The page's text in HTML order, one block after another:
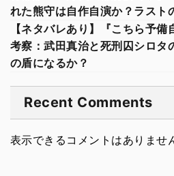
れた熊守は自作自演か？ラスト
【ネタバレあり】『こちら予
考察：武田真治と死刑囚シロタ
の盾になるか？
Recent Comments
表示できるコメントはありませ